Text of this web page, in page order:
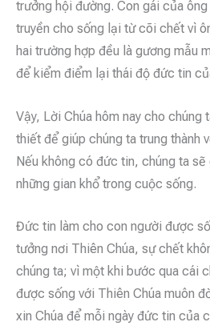
trưởng hội đường. Con gái của
truyền cho sống lại từ cõi chết vì
hai trường hợp đều là gương mẫu
để kiểm điểm lại thái độ đức tin
Vậy, Lời Chúa hôm nay cho chúng
thiết để giúp chúng ta trung thành
Nếu không có đức tin, chúng ta
những gian khổ trong cuộc sống.
Đức tin làm cho con người được
tưởng nơi Thiên Chúa, sự chết
chúng ta; vì một khi bước qua cái
được sống với Thiên Chúa muôn
xin Chúa để mỗi ngày đức tin của